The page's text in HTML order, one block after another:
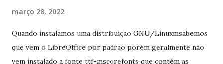
março 28, 2022
Quando instalamos uma distribuição GNU/Linuxmsabemos
que vem o LibreOffice por padrão porém geralmente não
vem instalado a fonte ttf-mscorefonts que contém as